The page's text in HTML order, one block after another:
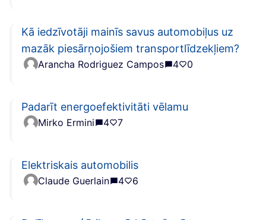
Kā iedzīvotāji mainīs savus automobiļus uz
mazāk piesārņojošiem transportlīdzekļiem?
Arancha Rodriguez Campos 4 0
Padarīt energoefektivitāti vēlamu
Mirko Ermini 4 7
Elektriskais automobilis
Claude Guerlain 4 6